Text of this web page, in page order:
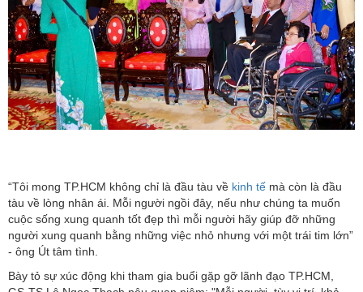
“Tôi mong TP.HCM không chỉ là đầu tàu về kinh tế mà còn là đầu
tàu về lòng nhân ái. Mỗi người ngồi đây, nếu như chúng ta muốn
cuộc sống xung quanh tốt đẹp thì mỗi người hãy giúp đỡ những
người xung quanh bằng những việc nhỏ nhưng với một trái tim lớn”
- ông Út tâm tình.
Bày tỏ sự xúc động khi tham gia buổi gặp gỡ lãnh đạo TP.HCM,